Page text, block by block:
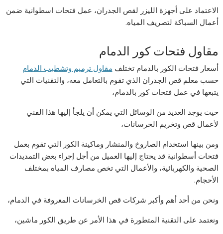
الاعتماد على أجهزة الليزر لقص الجدران، عمل فتحات اسطوانية ضمن
أعمال السباكة لتصريف المياه.
مقاول فتحات كور الدمام
أسعار فتحات الكور بالدمام تختلف مقاول ترميم وتشطيب الدمام
حسب معلم قص الجدران الذي تقوم بالتعامل معه، والتقنيات التي
يتبعها في عمل فتحات كور بالدمام،
حيث يوجد العديد من الوسائل التي يمكن أن يلجأ إليها هذا الفني
لأعمال قص وتخريم الخرسانات،
ومن بينها استخدام الصاروخ والمنشار وماكينة الكور التي تقوم بعمل
فتحات أسطوانية قد يحتاج إليها العميل من أجل إجراء بعض التمديدات
الصحية والكهربائية، والأعمال التي تخص مصارف المياه بمختلف
الأحجام.
ونحن من أحد أهم وأكبر شركات قص الخرسانات المعروفة في الدمام،
ونعتمد على التقنية المتطورة في هذا الأمر عن طريق الكور ماشين،